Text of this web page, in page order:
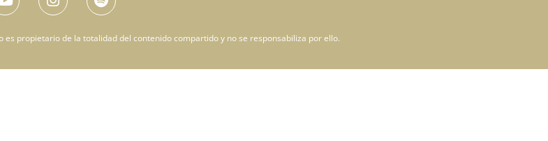
propietario de la totalidad del contenido compartido y no se responsabiliza por ello.